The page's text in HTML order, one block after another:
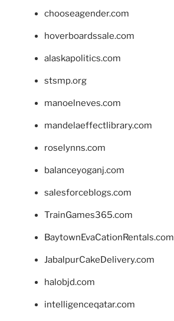
chooseagender.com
hoverboardssale.com
alaskapolitics.com
stsmp.org
manoelneves.com
mandelaeffectlibrary.com
roselynns.com
balanceyoganj.com
salesforceblogs.com
TrainGames365.com
BaytownEvaCationRentals.com
JabalpurCakeDelivery.com
halobjd.com
intelligenceqatar.com